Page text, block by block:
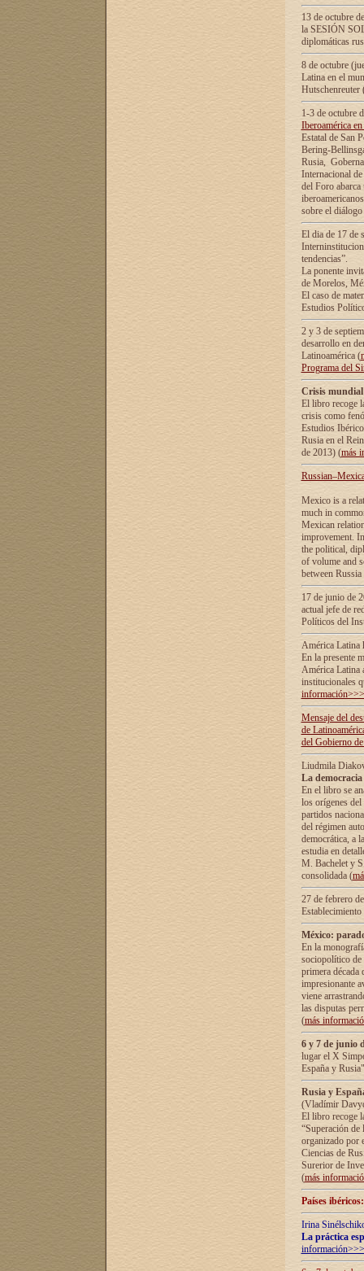
13 de octubre
la SESIÓN
diplomáticas
8 de octubre
Latina en el
1-3 de octubre
Iberoamérica
Estatal de San
Bering-
Rusia,
Internacional
del Foro
sobre el
El dia de 17 de
tendencias”.
La ponente
de Morelos,
El caso de
Estudios
2 y 3 de
desarrollo en
Latinoamérica (
Programa del
Crisis
El libro recoge
crisis como
Estudios
Rusia en el
de 2013) (más
Mexico is a
much in
Mexican
improvement.
the political,
of volume and
between
17 de junio de
actual jefe de
Políticos del
América Latina
En la presente
América Latina
institucionales
información>>>
Mensaje del
de
del Gobierno
Liudmila
La
En el libro se
los orígenes
partidos
del régimen
democrática, а
estudia en
М. Bachelet у
consolidada (
27 de febrero
México:
En la
sociopolítico de
primera década
impresionante
viene
las disputas
(más
6 y 7 de junio
lugar el X
España y
Rusia y
(Vladímir
El libro recoge
“Superación
organizado por
Ciencias de
Surerior de
(más
Países
Irina
La práctica
información>>>